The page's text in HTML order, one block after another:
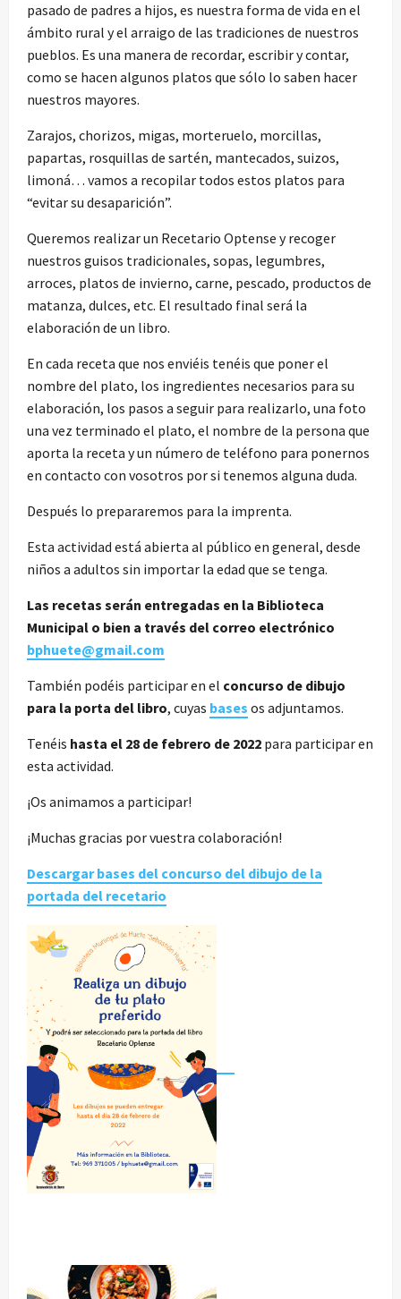
pasado de padres a hijos, es nuestra forma de vida en el
ámbito rural y el arraigo de las tradiciones de nuestros
pueblos. Es una manera de recordar, escribir y contar,
como se hacen algunos platos que sólo lo saben hacer
nuestros mayores.
Zarajos, chorizos, migas, morteruelo, morcillas,
papartas, rosquillas de sartén, mantecados, suizos,
limoná… vamos a recopilar todos estos platos para
“evitar su desaparición”.
Queremos realizar un Recetario Optense y recoger
nuestros guisos tradicionales, sopas, legumbres,
arroces, platos de invierno, carne, pescado, productos de
matanza, dulces, etc. El resultado final será la
elaboración de un libro.
En cada receta que nos enviéis tenéis que poner el
nombre del plato, los ingredientes necesarios para su
elaboración, los pasos a seguir para realizarlo, una foto
una vez terminado el plato, el nombre de la persona que
aporta la receta y un número de teléfono para ponernos
en contacto con vosotros por si tenemos alguna duda.
Después lo prepararemos para la imprenta.
Esta actividad está abierta al público en general, desde
niños a adultos sin importar la edad que se tenga.
Las recetas serán entregadas en la Biblioteca
Municipal o bien a través del correo electrónico
bphuete@gmail.com
También podéis participar en el concurso de dibujo
para la porta del libro, cuyas bases os adjuntamos.
Tenéis hasta el 28 de febrero de 2022 para participar en
esta actividad.
¡Os animamos a participar!
¡Muchas gracias por vuestra colaboración!
Descargar bases del concurso del dibujo de la
portada del recetario